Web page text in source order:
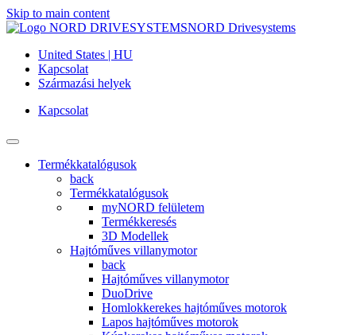
Skip to main content
NORD Drivesystems
United States | HU
Kapcsolat
Származási helyek
Kapcsolat
Termékkatalógusok
back
Termékkatalógusok
myNORD felületem
Termékkeresés
3D Modellek
Hajtóműves villanymotor
back
Hajtóműves villanymotor
DuoDrive
Homlokkerekes hajtóműves motorok
Lapos hajtóműves motorok